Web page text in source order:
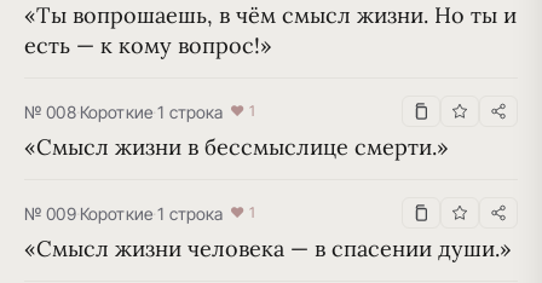
«Ты вопрошаешь, в чём смысл жизни. Но ты и
есть — к кому вопрос!»
№ 008·Короткие·1 строка ♥ 1
«Смысл жизни в бессмыслице смерти.»
№ 009·Короткие·1 строка ♥ 1
«Смысл жизни человека — в спасении души.»